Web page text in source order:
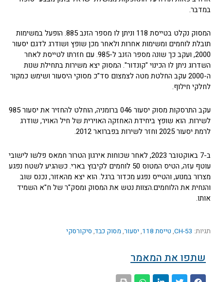
במדבר.
המסוק נקלט בטייסת 118 וניתן לו מספר הזנב 885. הופעל במשימות
תובלת לוחמים ומשימות אחרות ולאחר מכן שופץ ושודרג לדגם יסעור
2000, ועקב כך שונה מספר הזנב ל-985. עם חזרתו לטייסת לאחר
השדרוג ניתן לו הכינוי "קונדור". המסוק יצא משירות בתחילת שנות
ה-2000 עקב החלטת מטה לצמצום סד"כ מסוקי היסעור ושימש כמקור
לחלקי חילוף.
עקב התרסקות מסוק יסעור 046 ברומניה, הוחלט להחזיר את יסעור 985
לשירות. הוא שופץ ביחידת האחזקה האוירית של חיל האויר, שודרג
לרמת יסעור 2025 וחזר לשירות בפברואר 2012.
ב-7 באוקטובר 2023, לאחר שכוחות אירגון הטרור חמאס פלשו לישובי
עוטף עזה, הטיס המטוס 50 לוחמים לקיבוץ בארי. כשהגיע לשטח נפגע
מצרור במנוע, והטייס נפגע מכדור ברגל. הוא יצא מהאזור, נכנס שוב
והנחית את הלוחמים.הצוות נטש את המסוק ומסק"ר של ח"א השמיד
אותו.
תגיות: CH-53
, טייסת 118 , יסעור, מסוק כבד, סיקורסקי
שתפו את המאמר